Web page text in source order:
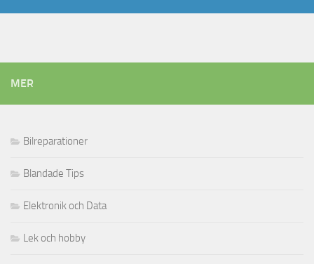
MER
Bilreparationer
Blandade Tips
Elektronik och Data
Lek och hobby